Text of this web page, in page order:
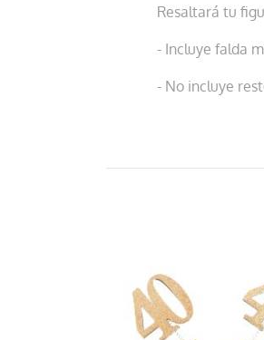
Resaltará tu
- Incluye falda
- No incluye